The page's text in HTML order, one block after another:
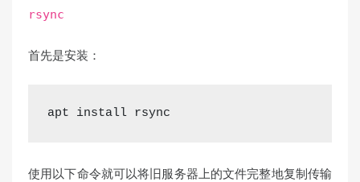
rsync
首先是安装：
apt install rsync
使用以下命令就可以将旧服务器上的文件完整地复制传输